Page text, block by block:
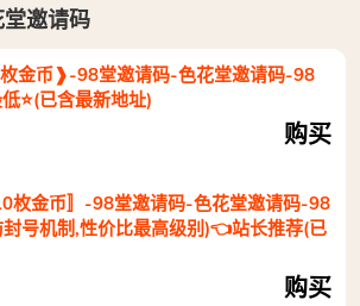
邀请码
金币❱-98堂邀请码-色花堂邀请码-98
⭐(已含最新地址)
购买
枚金币〛-98堂邀请码-色花堂邀请码-98
号机制,性价比最高级别)👈站长推荐(已
购买